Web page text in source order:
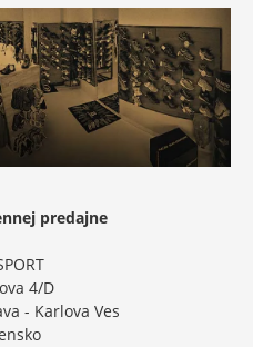
predajne
4/D
- Karlova Ves